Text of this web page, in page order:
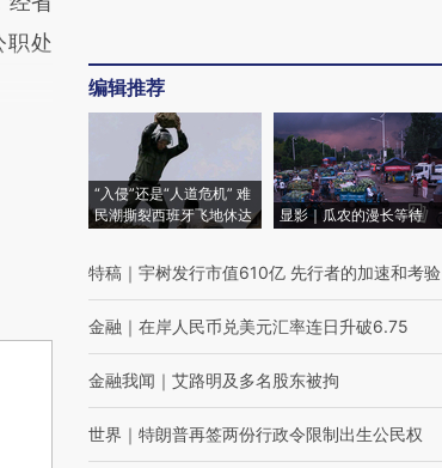
职处
编辑推荐
“入侵”还是“人道危机” 难
民潮撕裂西班牙飞地休达
显影｜瓜农的漫长等待
特稿 ｜ 宇树发行市值610亿 先行者的加速和考验
金融 ｜ 在岸人民币兑美元汇率连日升破6.75
金融我闻 ｜ 艾路明及多名股东被拘
世界 ｜ 特朗普再签两份行政令限制出生公民权